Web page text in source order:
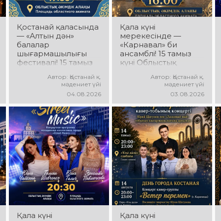
Қостанай қаласында
— «Алтын дән»
балалар
шығармашылығы
фестивалі! 15 тамыз
әкімдік алаңында
«Даму бала»
жобасының балалар
шығармашылық
ұжымдары
қатысатын «Алтын
дән» фестивалі өтеді!
Сіздерді жас
таланттардың
жарқын өнері, әсем
әндер, әсерлі билер
мен мерекелік көңіл
күй күтеді!
Автор: Қостанай қ.
мәдениет үйі
04.08.2026
Қала күні
мерекесінде —
«Карнавал» би
ансамблі! 15 тамыз
күні Облыстық
«Карнавал» би
ансамблінің
бағдарламасы өтеді!
Ансамбль жетекшісі
— Шамиль
Фахрутдинов.
Сіздерді әсерлі
хореографиялық
қойылымдар,
жарқын бейнелер,
қуатты ырғақ пен
мерекелік көңіл күй
күтеді!
Автор: Қостанай қ.
мәдениет үйі
03.08.2026
Қала күні
Қала күні